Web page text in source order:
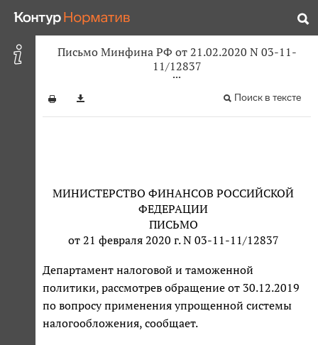
Письмо Минфина РФ от 21.02.2020 N 03-11-
11/12837
Поиск в тексте
МИНИСТЕРСТВО ФИНАНСОВ РОССИЙСКОЙ
ФЕДЕРАЦИИ
ПИСЬМО
от 21 февраля 2020 г. N 03-11-11/12837
Департамент налоговой и таможенной
политики, рассмотрев обращение от 30.12.2019
по вопросу применения упрощенной системы
налогообложения, сообщает.